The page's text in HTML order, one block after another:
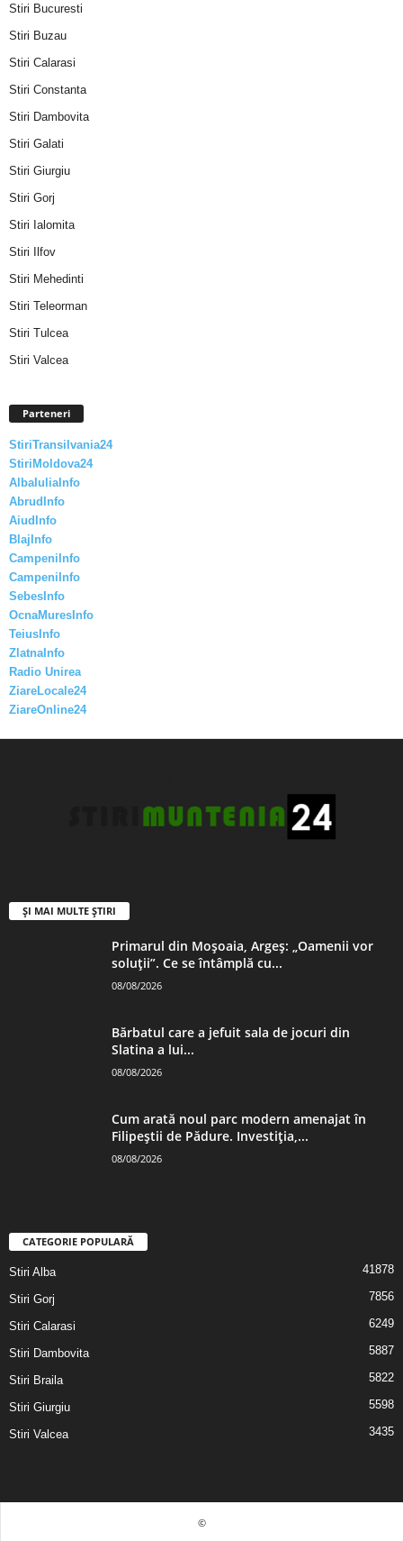
Stiri Bucuresti
Stiri Buzau
Stiri Calarasi
Stiri Constanta
Stiri Dambovita
Stiri Galati
Stiri Giurgiu
Stiri Gorj
Stiri Ialomita
Stiri Ilfov
Stiri Mehedinti
Stiri Teleorman
Stiri Tulcea
Stiri Valcea
Parteneri
StiriTransilvania24
StiriMoldova24
AlbaIuliaInfo
AbrudInfo
AiudInfo
BlajInfo
CampeniInfo
CampeniInfo
SebesInfo
OcnaMuresInfo
TeiusInfo
ZlatnaInfo
Radio Unirea
ZiareLocale24
ZiareOnline24
ȘI MAI MULTE ȘTIRI
Primarul din Moșoaia, Argeș: „Oamenii vor
soluții”. Ce se întâmplă cu...
08/08/2026
Bărbatul care a jefuit sala de jocuri din
Slatina a lui...
08/08/2026
Cum arată noul parc modern amenajat în
Filipeștii de Pădure. Investiția,...
08/08/2026
CATEGORIE POPULARĂ
Stiri Alba 41878
Stiri Gorj 7856
Stiri Calarasi 6249
Stiri Dambovita 5887
Stiri Braila 5822
Stiri Giurgiu 5598
Stiri Valcea 3435
©